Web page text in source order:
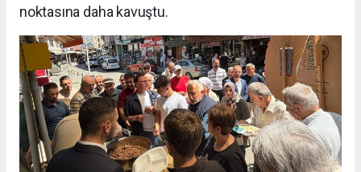
noktasına daha kavuştu.